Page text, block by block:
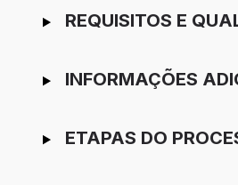
REQUISITOS E
INFORMAÇÕES
ETAPAS DO